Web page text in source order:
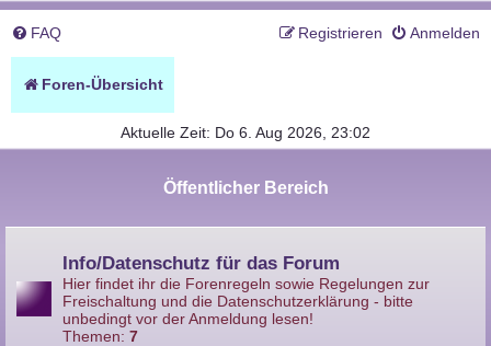
FAQ Anmelden
Registrieren
Foren-Übersicht
Aktuelle Zeit: Do 6. Aug 2026, 23:02
Öffentlicher Bereich
Info/Datenschutz für das Forum
Hier findet ihr die Forenregeln sowie Regelungen zur
Freischaltung und die Datenschutzerklärung - bitte
unbedingt vor der Anmeldung lesen!
Themen: 7